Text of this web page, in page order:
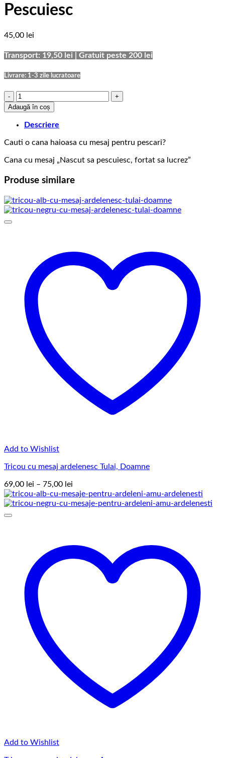
Pescuiesc
45,00 lei
Transport: 19,50 lei | Gratuit peste 200 lei
Livrare: 1-3 zile lucratoare
Cantitate
Cana
Pescari
Nascut
Pescuiesc
Adaugă în coș
Descriere
Cauti o cana haioasa cu mesaj pentru pescari?
Cana cu mesaj „Nascut sa pescuiesc, fortat sa lucrez”
Produse similare
Add to Wishlist
Tricou cu mesaj ardelenesc Tulai, Doamne
69,00 lei – 75,00 lei
de
prețuri:
Add to Wishlist